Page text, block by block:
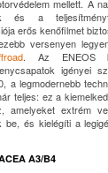
mellett. A
és a
erős kenőfilmet
versenyen
. Az ENEOS
igényei
a legmodernebb
teljes: ez a
amelyeket extrém
és kielégíti a
A3/B4